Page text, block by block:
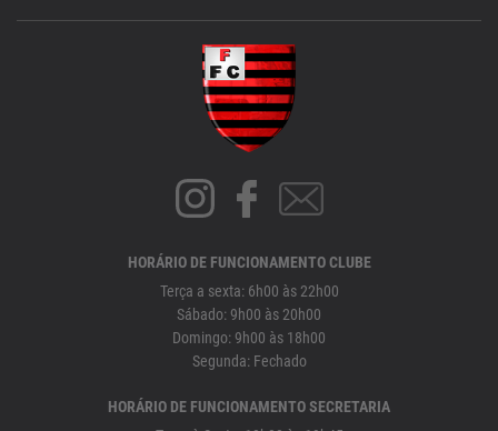
HORÁRIO DE FUNCIONAMENTO CLUBE
Terça a sexta: 6h00 às 22h00
Sábado: 9h00 às 20h00
Domingo: 9h00 às 18h00
Segunda: Fechado
HORÁRIO DE FUNCIONAMENTO SECRETARIA